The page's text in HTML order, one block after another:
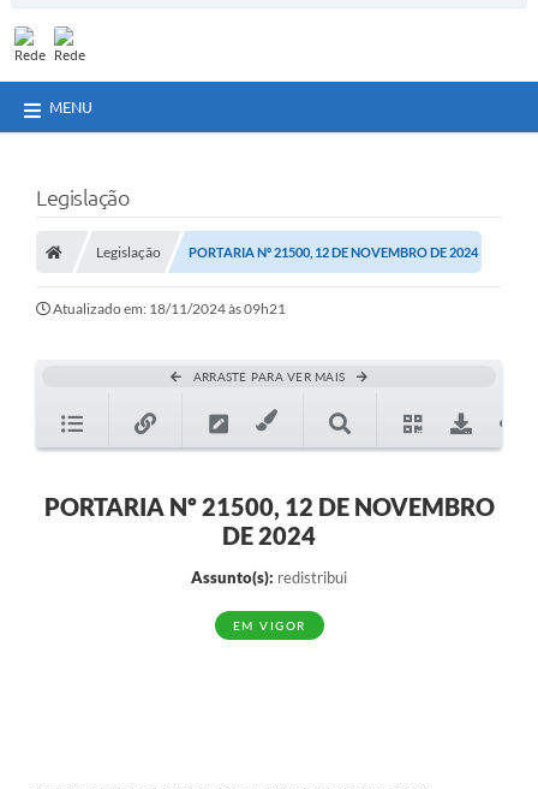
MENU
Legislação
Legislação PORTARIA Nº 21500, 12 DE NOVEMBRO DE 2024
Atualizado em: 18/11/2024 às 09h21
ARRASTE PARA VER MAIS
PORTARIA Nº 21500, 12 DE NOVEMBRO
DE 2024
Assunto(s): redistribui
EM VIGOR